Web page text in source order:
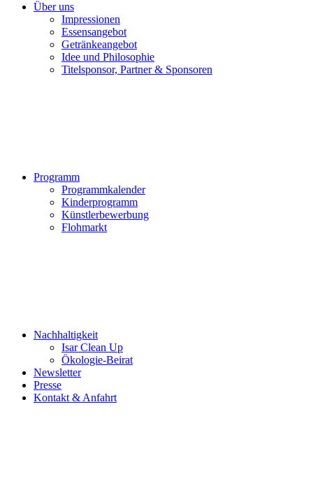
Über uns
Impressionen
Essensangebot
Getränkeangebot
Idee und Philosophie
Titelsponsor, Partner & Sponsoren
Programm
Programmkalender
Kinderprogramm
Künstlerbewerbung
Flohmarkt
Nachhaltigkeit
Isar Clean Up
Ökologie-Beirat
Newsletter
Presse
Kontakt & Anfahrt